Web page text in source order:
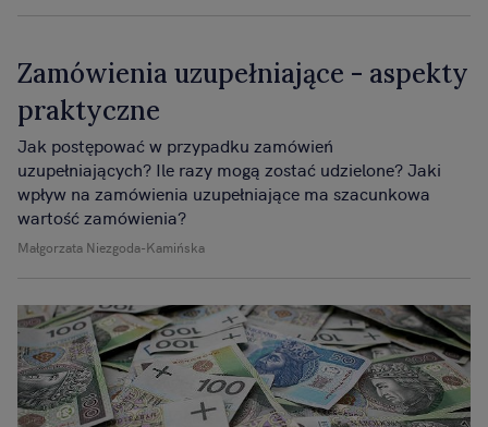
Zamówienia uzupełniające - aspekty
praktyczne
Małgorzata Niezgoda-Kamińska
Jak postępować w przypadku zamówień
uzupełniających? Ile razy mogą zostać udzielone? Jaki
wpływ na zamówienia uzupełniające ma szacunkowa
wartość zamówienia?